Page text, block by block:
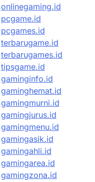
onlinegaming.id
pcgame.id
pcgames.id
terbarugame.id
terbarugames.id
tipsgame.id
gaminginfo.id
gaminghemat.id
gamingmurni.id
gamingjurus.id
gamingmenu.id
gamingasik.id
gamingahli.id
gamingarea.id
gamingzona.id